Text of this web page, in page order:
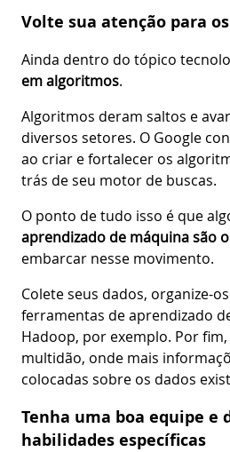
Volte sua atenção para
Ainda dentro do tópico
em algoritmos.
Algoritmos deram saltos e
diversos setores. O Google
ao criar e fortalecer os
trás de seu motor de buscas.
O ponto de tudo isso é que
aprendizado de máquina são
embarcar nesse movimento.
Colete seus dados, organize-
ferramentas de aprendizado
Hadoop, por exemplo. Por
multidão, onde mais
colocadas sobre os dados
Tenha uma boa equipe e
habilidades específicas